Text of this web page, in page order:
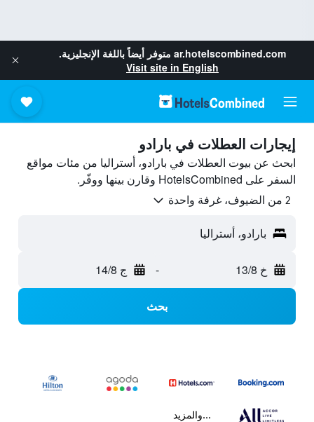
ar.hotelscombined.com متوفر أيضاً باللغة الإنجليزية.
Visit site in English
إيجارات العطلات في بارادو
ابحث عن بيوت العطلات في بارادو، أستراليا من مئات مواقع
السفر على HotelsCombined وقارن بينها ووفّر.
2 من الضيوف، غرفة واحدة
بارادو، أستراليا
خ 13/8 - ج 14/8
بحث
...والمزيد